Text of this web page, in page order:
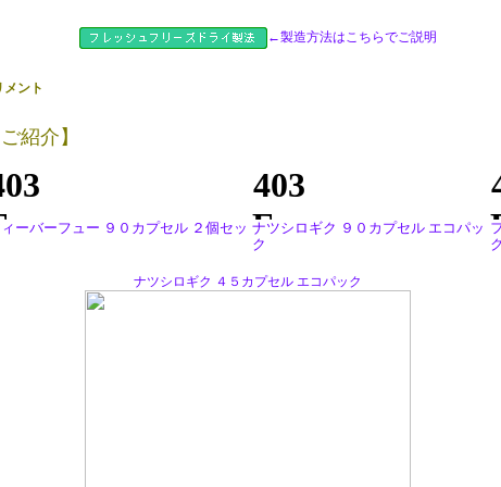
←製造方法はこちらでご説明
ント
紹介】
ーバーフュー ９０カプセル ２個セッ ナツシロギク ９０カプセル エコパッ
ク
ク
ナツシロギク ４５カプセル エコパック